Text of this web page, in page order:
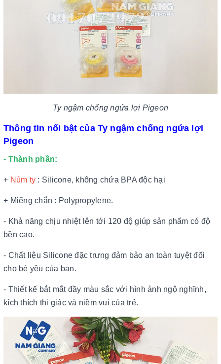
Ty ngậm chống ngứa lợi Pigeon
Thông tin nổi bật của Ty ngậm chống ngứa lợi
Pigeon
- Thành phần:
+ Núm ty : Silicone, không chứa BPA độc hại
+ Miếng chắn : Polypropylene.
- Khả năng chịu nhiệt lên tới 120 độ giúp sản phẩm có độ
bền cao.
- Chất liệu Silicone đặc trưng đảm bảo an toàn tuyệt đối
cho bé yêu của bạn.
- Thiết kế bắt mắt đầy màu sắc với hình ảnh ngộ nghĩnh,
kích thích thị giác và niềm vui của trẻ.